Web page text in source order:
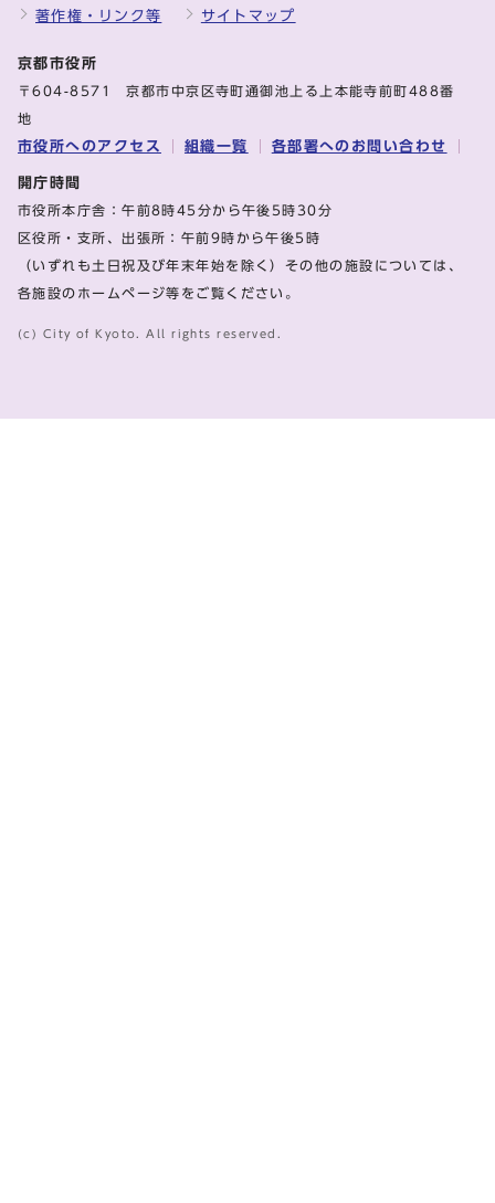
著作権・リンク等 サイトマップ
京都市役所
〒604-8571 京都市中京区寺町通御池上る上本能寺前町488番
地
市役所へのアクセス 組織一覧 各部署へのお問い合わせ
開庁時間
市役所本庁舎：午前8時45分から午後5時30分
区役所・支所、出張所：午前9時から午後5時
（いずれも土日祝及び年末年始を除く）その他の施設については、
各施設のホームページ等をご覧ください。
(c) City of Kyoto. All rights reserved.